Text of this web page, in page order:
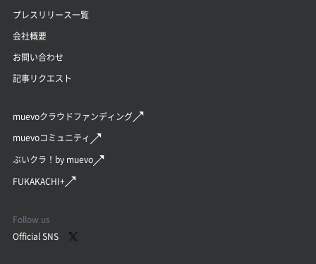
プレスリリース一覧
会社概要
お問い合わせ
記事リクエスト
muevoクラウドファンディング
muevoコミュニティ
ぶいクラ！by muevo
FUKAKACHI+
Follow us
Official SNS